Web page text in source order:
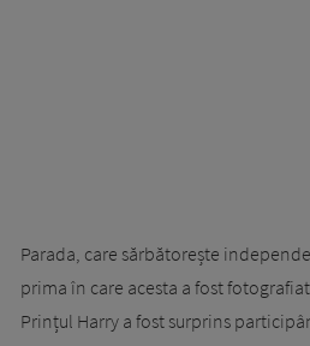
Parada, care sărbătorește
prima în care acesta a fost
Prințul Harry a fost surprins